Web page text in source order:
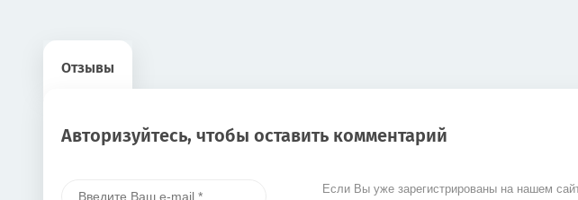
Отзывы
Авторизуйтесь, чтобы оставить комментарий
Если Вы уже зарегистрированы на нашем